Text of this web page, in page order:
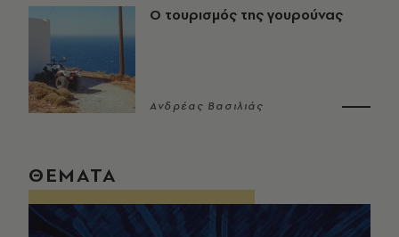
Ο τουρισμός της γουρούνας
Ανδρέας Βασιλιάς
ΘΕΜΑΤΑ